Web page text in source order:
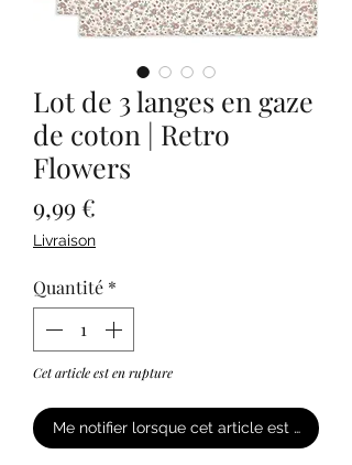
Lot de 3 langes en gaze
de coton | Retro
Flowers
9,99 €
Livraison
Quantité *
Cet article est en rupture
Me notifier lorsque cet article est